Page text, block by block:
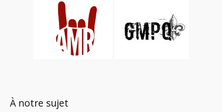
À notre sujet